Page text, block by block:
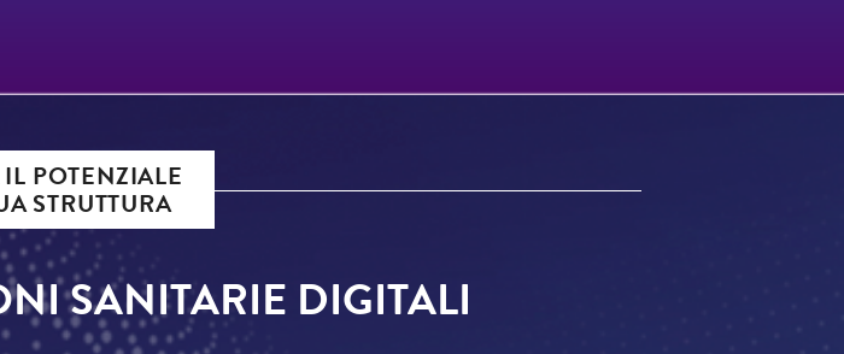
POTENZIALE
STRUTTURA
SANITARIE DIGITALI